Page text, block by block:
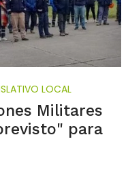
LOCAL
Militares
para